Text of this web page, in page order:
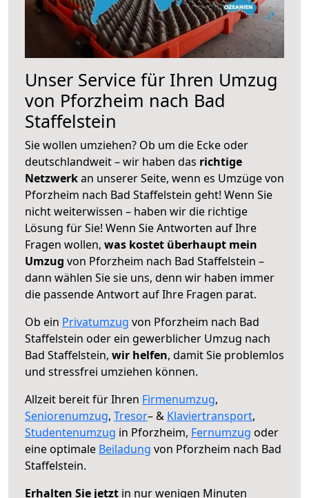
Unser Service für Ihren Umzug
von Pforzheim nach Bad
Staffelstein
Sie wollen umziehen? Ob um die Ecke oder
deutschlandweit – wir haben das richtige
Netzwerkan unserer Seite, wenn es Umzüge von
Pforzheim nach Bad Staffelstein geht! Wenn Sie
nicht weiterwissen – haben wir die richtige
Lösung für Sie! Wenn Sie Antworten auf Ihre
Fragen wollen, was kostet überhaupt mein
Umzug von Pforzheim nach Bad Staffelstein –
dann wählen Sie sie uns, denn wir haben immer
die passende Antwort auf Ihre Fragen parat.
Ob ein Privatumzug von Pforzheim nach Bad
Staffelstein oder ein gewerblicher Umzug nach
Bad Staffelstein, wir helfen, damit Sie problemlos
und stressfrei umziehen können.
Allzeit bereit für Ihren Firmenumzug,
Seniorenumzug, Tresor– & Klaviertransport,
Studentenumzug in Pforzheim, Fernumzug oder
eine optimale Beiladung von Pforzheim nach Bad
Staffelstein.
Erhalten Sie jetzt in nur wenigen Minuten